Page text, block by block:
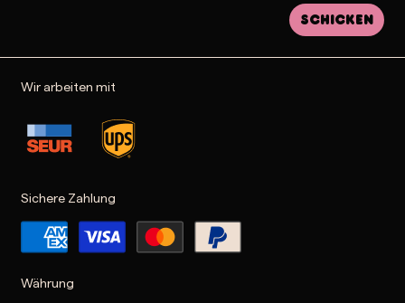
Schicken
Wir arbeiten mit
Sichere Zahlung
Währung